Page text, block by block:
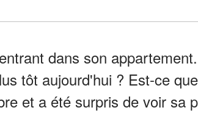
dans son
tôt aujourd'hui ? Est-ce
et a été surpris de voir sa